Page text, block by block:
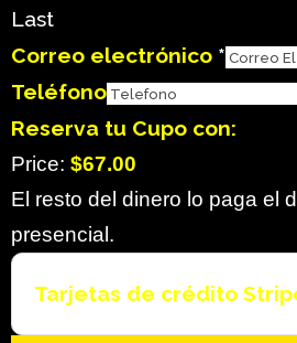
Last
Correo electrónico *
Teléfono
Reserva tu Cupo con:
Price: $67.00
El resto del dinero lo paga el
presencial.
Tarjetas de crédito